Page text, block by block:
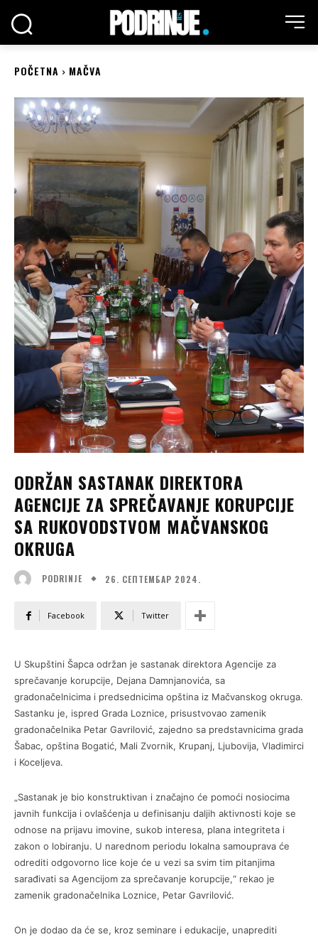
POČETNA MAČVA
ODRŽAN SASTANAK DIREKTORA
AGENCIJE ZA SPREČAVANJE KORUPCIJE
SA RUKOVODSTVOM MAČVANSKOG
OKRUGA
PODRINJE 26. СЕПТЕМБАР 2024.
Facebook Twitter
U Skupštini Šapca održan je sastanak direktora Agencije za
sprečavanje korupcije, Dejana Damnjanovića, sa
gradonačelnicima i predsednicima opština iz Mačvanskog okruga.
Sastanku je, ispred Grada Loznice, prisustvovao zamenik
gradonačelnika Petar Gavrilović, zajedno sa predstavnicima grada
Šabac, opština Bogatić, Mali Zvornik, Krupanj, Ljubovija, Vladimirci
i Koceljeva.
„Sastanak je bio konstruktivan i značajno će pomoći nosiocima
javnih funkcija i ovlašćenja u definisanju daljih aktivnosti koje se
odnose na prijavu imovine, sukob interesa, plana integriteta i
zakon o lobiranju. U narednom periodu lokalna samouprava će
odrediti odgovorno lice koje će u vezi sa svim tim pitanjima
sarađivati sa Agencijom za sprečavanje korupcije,“ rekao je
zamenik gradonačelnika Loznice, Petar Gavrilović.
On je dodao da će se, kroz seminare i edukacije, unaprediti